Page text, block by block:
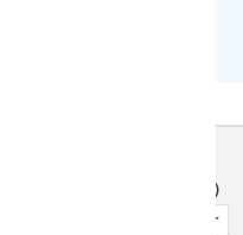
（アンジェラ）
上級者向け